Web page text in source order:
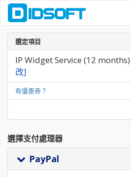
選定項目
IP Widget Service (12 months)
改]
有優惠券？
選擇支付處理器
PayPal